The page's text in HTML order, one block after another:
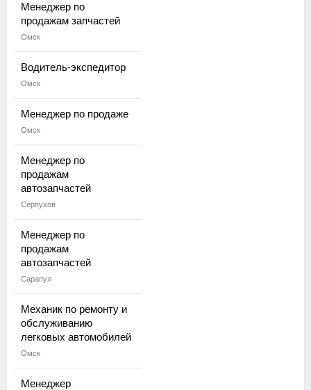
Менеджер по
продажам запчастей
Омск
Водитель-экспедитор
Омск
Менеджер по продаже
Омск
Менеджер по
продажам
автозапчастей
Серпухов
Менеджер по
продажам
автозапчастей
Сарапул
Механик по ремонту и
обслуживанию
легковых автомобилей
Омск
Менеджер